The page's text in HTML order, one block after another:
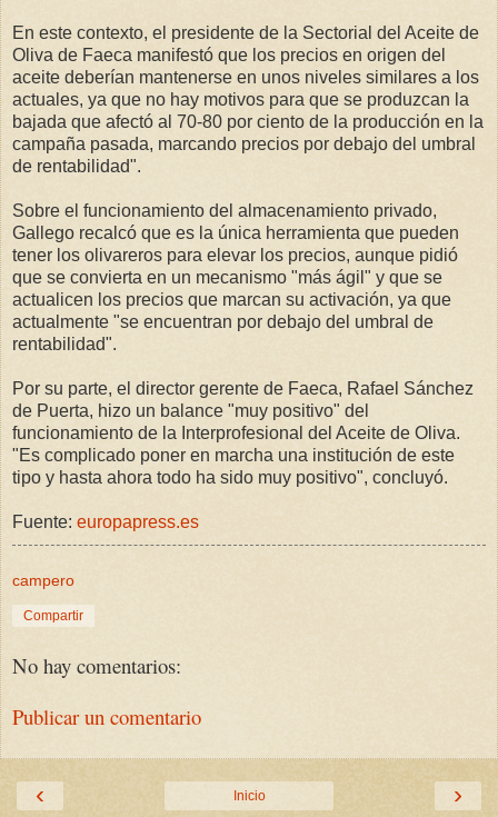
En este contexto, el presidente de la Sectorial del Aceite de
Oliva de Faeca manifestó que los precios en origen del
aceite deberían mantenerse en unos niveles similares a los
actuales, ya que no hay motivos para que se produzcan la
bajada que afectó al 70-80 por ciento de la producción en la
campaña pasada, marcando precios por debajo del umbral
de rentabilidad".
Sobre el funcionamiento del almacenamiento privado,
Gallego recalcó que es la única herramienta que pueden
tener los olivareros para elevar los precios, aunque pidió
que se convierta en un mecanismo "más ágil" y que se
actualicen los precios que marcan su activación, ya que
actualmente "se encuentran por debajo del umbral de
rentabilidad".
Por su parte, el director gerente de Faeca, Rafael Sánchez
de Puerta, hizo un balance "muy positivo" del
funcionamiento de la Interprofesional del Aceite de Oliva.
"Es complicado poner en marcha una institución de este
tipo y hasta ahora todo ha sido muy positivo", concluyó.
Fuente: europapress.es
campero
Compartir
No hay comentarios:
Publicar un comentario
‹ ›
Inicio